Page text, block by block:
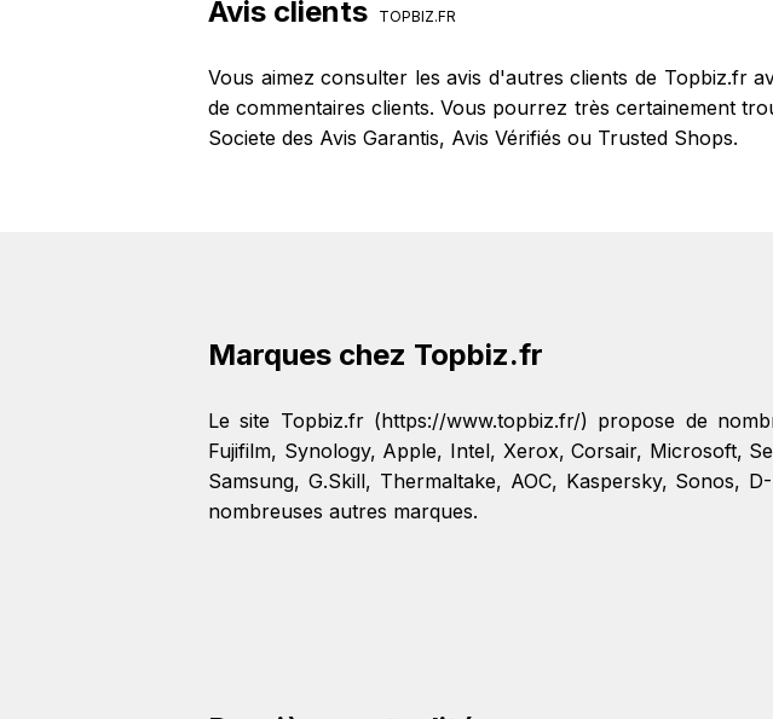
Avis clients TOPBIZ.FR
Vous aimez consulter les avis d'autres clients de Topbiz.fr
de commentaires clients. Vous pourrez très certainement
Societe des Avis Garantis, Avis Vérifiés ou Trusted Shops.
Marques chez Topbiz.fr
Le site Topbiz.fr (https://www.topbiz.fr/) propose de
Fujifilm, Synology, Apple, Intel, Xerox,Corsair, Microsoft,
Samsung, G.Skill, Thermaltake, AOC, Kaspersky, Sonos,
nombreuses autres marques.